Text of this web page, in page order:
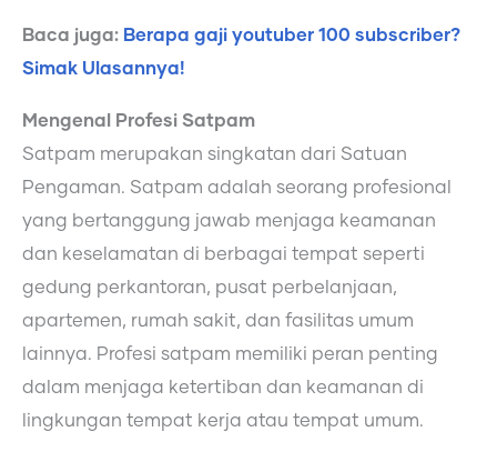
Baca juga: Berapa gaji youtuber 100 subscriber?
Simak Ulasannya!
Mengenal Profesi Satpam
Satpam merupakan singkatan dari Satuan
Pengaman. Satpam adalah seorang profesional
yang bertanggung jawab menjaga keamanan
dan keselamatan di berbagai tempat seperti
gedung perkantoran, pusat perbelanjaan,
apartemen, rumah sakit, dan fasilitas umum
lainnya. Profesi satpam memiliki peran penting
dalam menjaga ketertiban dan keamanan di
lingkungan tempat kerja atau tempat umum.